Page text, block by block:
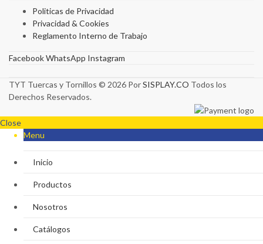
Politicas de Privacidad
Privacidad & Cookies
Reglamento Interno de Trabajo
FacebookWhatsApp Instagram
TYT Tuercas y Tornillos © 2026 PorSISPLAY.CO Todos los
Derechos Reservados.
Close
Menu
Inicio
Productos
Nosotros
Catálogos